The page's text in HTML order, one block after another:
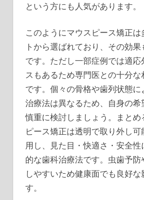
という方にも人気があります。
このようにマウスピース矯正は
トから選ばれており、その効
です。ただし一部症例では適応
スもあるため専門医との十分な
です。個々の骨格や歯列状態に
治療法は異なるため、自身の希
慎重に検討しましょう。まとめ
ピース矯正は透明で取り外し可
用し、見た目・快適さ・安全
的な歯科治療法です。虫歯予防
しやすいため健康面でも良好な
す。